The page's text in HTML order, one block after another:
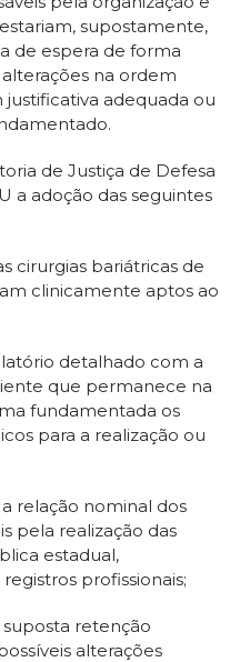
supostamente,
de espera de forma
na ordem
adequada ou
de Justiça de Defesa
a adoção das seguintes
cirurgias bariátricas de
clinicamente aptos ao
detalhado com a
que permanece na
fundamentada os
para a realização ou
relação nominal dos
pela realização das
estadual,
profissionais;
retenção
alterações